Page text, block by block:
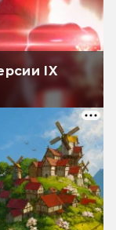
IX